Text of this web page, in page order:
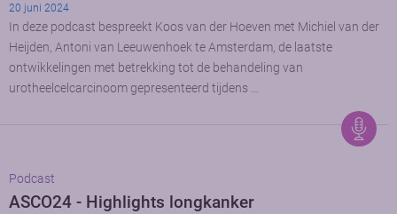
20 juni 2024
In deze podcast bespreekt Koos van der Hoeven met Michiel van der
Heijden, Antoni van Leeuwenhoek te Amsterdam, de laatste
ontwikkelingen met betrekking tot de behandeling van
urotheelcelcarcinoom gepresenteerd tijdens …
Podcast
ASCO24 - Highlights longkanker